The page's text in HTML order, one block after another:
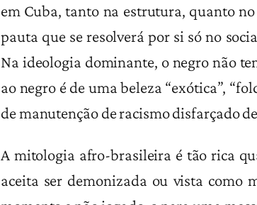
em Cuba, tanto na estrutura, quanto
pauta que se resolverá por si só no
Na ideologia dominante, o negro não
ao negro é de uma beleza “exótica”,
de manutenção de racismo disfarçado
A mitologia afro-brasileira é tão rica
aceita ser demonizada ou vista como